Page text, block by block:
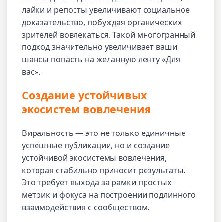
лайки и репосты увеличивают социальное
доказательство, побуждая органических
зрителей вовлекаться. Такой многогранный
подход значительно увеличивает ваши
шансы попасть на желанную ленту «Для
вас».
Создание устойчивых
экосистем вовлечения
Виральность — это не только единичные
успешные публикации, но и создание
устойчивой экосистемы вовлечения,
которая стабильно приносит результаты.
Это требует выхода за рамки простых
метрик и фокуса на построении подлинного
взаимодействия с сообществом.